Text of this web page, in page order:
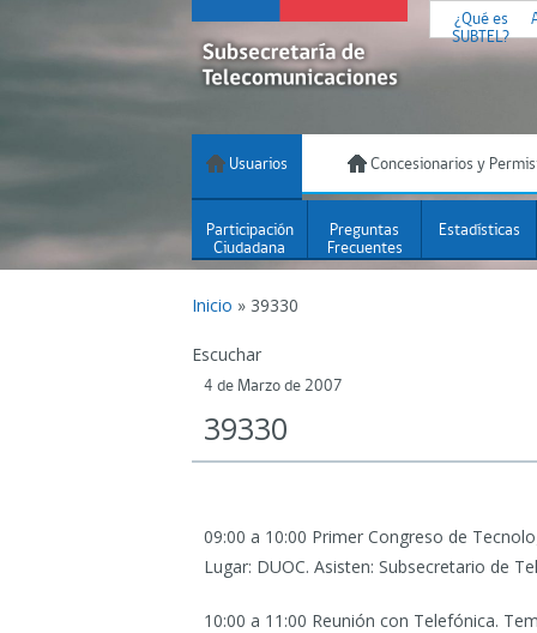
¿Qué es
SUBTEL?
Usuarios Concesionarios y
Participación
Ciudadana
Preguntas
Frecuentes
Estadísticas
Inicio » 39330
Escuchar
4 de Marzo de 2007
39330
09:00 a 10:00 Primer Congreso de
Lugar: DUOC. Asisten: Subsecretario de
10:00 a 11:00 Reunión con Telefónica.